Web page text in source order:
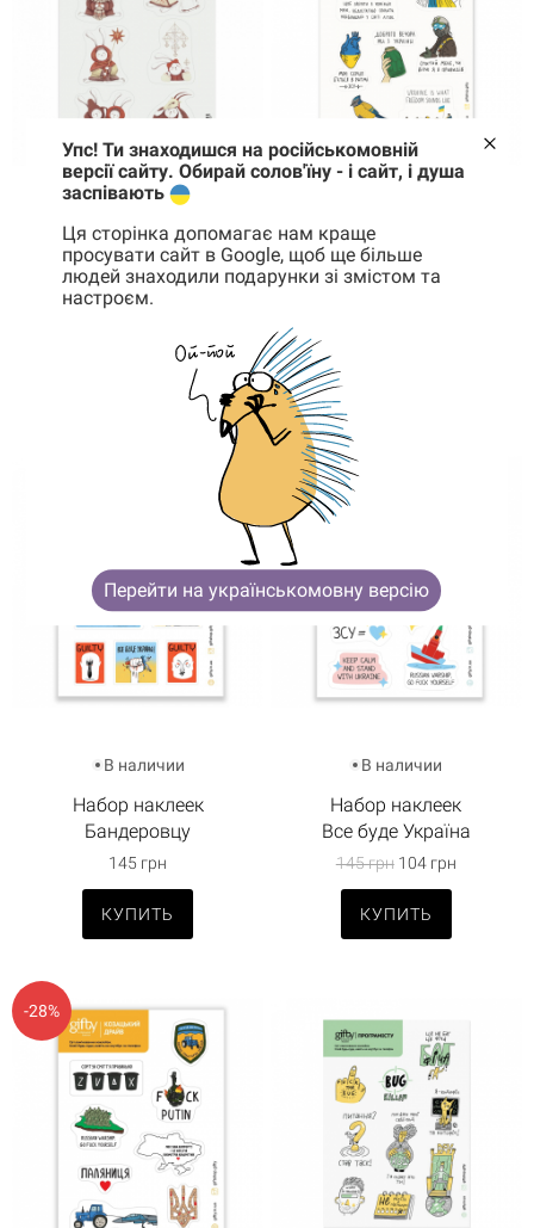
В наличии
Набор наклеек
Кролик
Набор наклеек
Мы с Украины
В наличии
Набор наклеек
Бандеровцу
145 грн
КУПИТЬ
-28%
В наличии
Набор наклеек
Все буде Україна
145 грн104 грн
КУПИТЬ
-28%
Упс! Ти знаходишся на російськомовній
версії сайту. Обирай солов'їну - і сайт, і душа
заспівають
Ця сторінка допомагає нам краще
просувати сайт в Google, щоб ще більше
людей знаходили подарунки зі змістом та
настроєм.
Перейти на українськомовну версію
Корзина 0 товары
Корзина пуста